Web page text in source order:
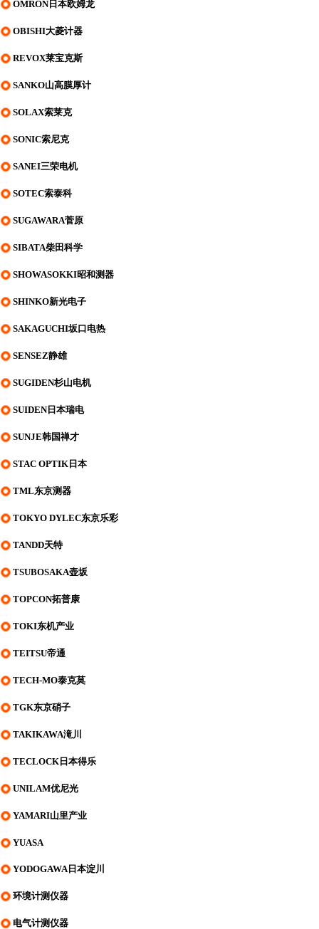
OMRON日本欧姆龙
OBISHI大菱计器
REVOX莱宝克斯
SANKO山高膜厚计
SOLAX索莱克
SONIC索尼克
SANEI三荣电机
SOTEC索泰科
SUGAWARA菅原
SIBATA柴田科学
SHOWASOKKI昭和测器
SHINKO新光电子
SAKAGUCHI坂口电热
SENSEZ静雄
SUGIDEN杉山电机
SUIDEN日本瑞电
SUNJE韩国禅才
STAC OPTIK日本
TML东京测器
TOKYO DYLEC东京乐彩
TANDD天特
TSUBOSAKA壶坂
TOPCON拓普康
TOKI东机产业
TEITSU帝通
TECH-MO泰克莫
TGK东京硝子
TAKIKAWA滝川
TECLOCK日本得乐
UNILAM优尼光
YAMARI山里产业
YUASA
YODOGAWA日本淀川
环境计测仪器
电气计测仪器